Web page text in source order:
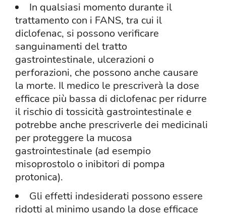
In qualsiasi momento durante il
trattamento con i FANS, tra cui il
diclofenac, si possono verificare
sanguinamenti del tratto
gastrointestinale, ulcerazioni o
perforazioni, che possono anche causare
la morte. Il medico le prescriverà la dose
efficace più bassa di diclofenac per ridurre
il rischio di tossicità gastrointestinale e
potrebbe anche prescriverle dei medicinali
per proteggere la mucosa
gastrointestinale (ad esempio
misoprostolo o inibitori di pompa
protonica).
Gli effetti indesiderati possono essere
ridotti al minimo usando la dose efficace